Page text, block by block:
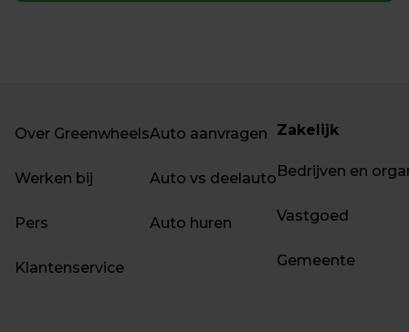
Over Greenwheels
Werken bij
Pers
Klantenservice
Auto aanvragen
Auto vs deelauto
Auto huren
Zakelijk
Bedrijven en
Vastgoed
Gemeente